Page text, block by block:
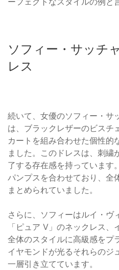
ソフィー・サッチ
レス
続いて、女優のソフィー・サ
は、ブラックレザーのビスチ
カートを組み合わせた個性的
ました。このドレスは、刺繍
了する存在感を持っています
パンプスを合わせており、全
まとめられていました。
さらに、ソフィーはルイ・ヴ
「ピュア V」のネックレス、
全体のスタイルに高級感をプ
イヤモンドが光るそれらのジ
一層引き立てています。